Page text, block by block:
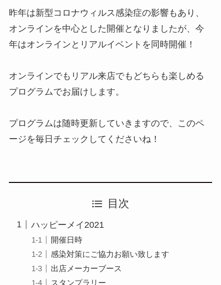
昨年は新型コロナウィルス感染症の影響もあり、
オンラインを中心とした開催となりましたが、今
年はオンラインとリアルイベントを同時開催！
オンラインでもリアル来店でもどちらも楽しめる
プログラムでお届けします。
プログラムは随時更新していきますので、このペ
ージを毎日チェックしてくださいね！
目次
ハッピーメイ2021
開催日時
感染対策にご協力お願い致します
出店メーカーブース
スタンプラリー